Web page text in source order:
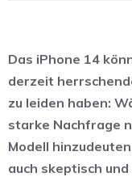
Das iPhone 14
derzeit
zu leiden haben:
starke Nachfrage
Modell
auch skeptisch